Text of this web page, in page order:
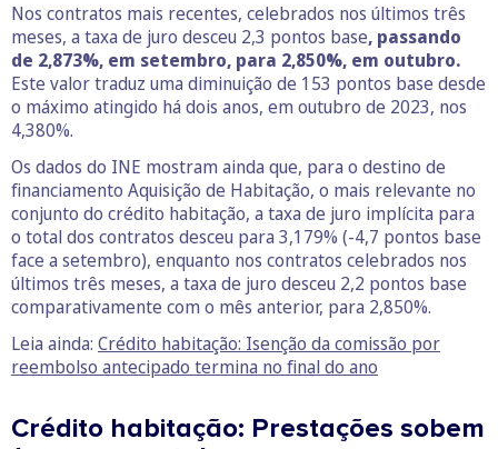
Nos contratos mais recentes, celebrados nos últimos três
meses, a taxa de juro desceu 2,3 pontos base, passando
de 2,873%, em setembro, para 2,850%, em outubro.
Este valor traduz uma diminuição de 153 pontos base desde
o máximo atingido há dois anos, em outubro de 2023, nos
4,380%.
Os dados do INE mostram ainda que, para o destino de
financiamento Aquisição de Habitação, o mais relevante no
conjunto do crédito habitação, a taxa de juro implícita para
o total dos contratos desceu para 3,179% (-4,7 pontos base
face a setembro), enquanto nos contratos celebrados nos
últimos três meses, a taxa de juro desceu 2,2 pontos base
comparativamente com o mês anterior, para 2,850%.
Leia ainda: Crédito habitação: Isenção da comissão por
reembolso antecipado termina no final do ano
Crédito habitação: Prestações sobem